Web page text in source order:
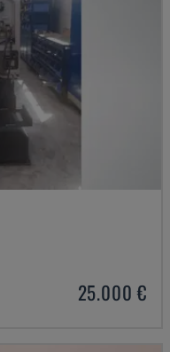
25.000 €